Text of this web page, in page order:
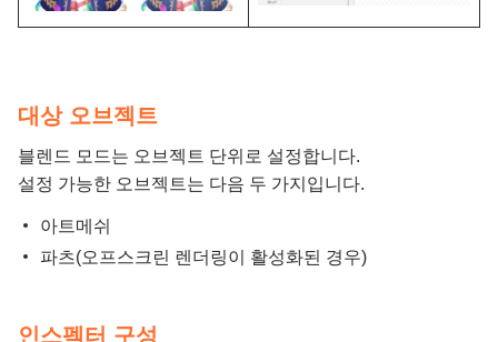
대상 오브젝트
블렌드 모드는 오브젝트 단위로 설정합니다.
설정 가능한 오브젝트는 다음 두 가지입니다.
아트메쉬
파츠(오프스크린 렌더링이 활성화된 경우)
인스펙터 구성